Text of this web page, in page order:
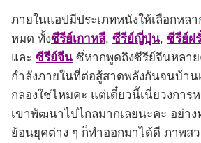
ภายในแอปมีประเภทหนังให้เลือกหล
หมด ทั้งซีรีย์เกาหลี, ซีรีย์ญี่ปุ่น, ซีรีย์ฝ
และ ซีรีย์จีน ซึ่หากพูดถึงซีรีย์จีนหลา
กำลังภายในที่ต่อสู้สาดพลังกันจนบ้าน
กลองใช่ไหมคะ แต่เดี๋ยวนี้เนี่ยวงการ
เขาพัฒนาไปไกลมากเลยนะคะ อย่า
ย้อนยุคต่าง ๆ ก็ทำออกมาได้ดี ภาพส